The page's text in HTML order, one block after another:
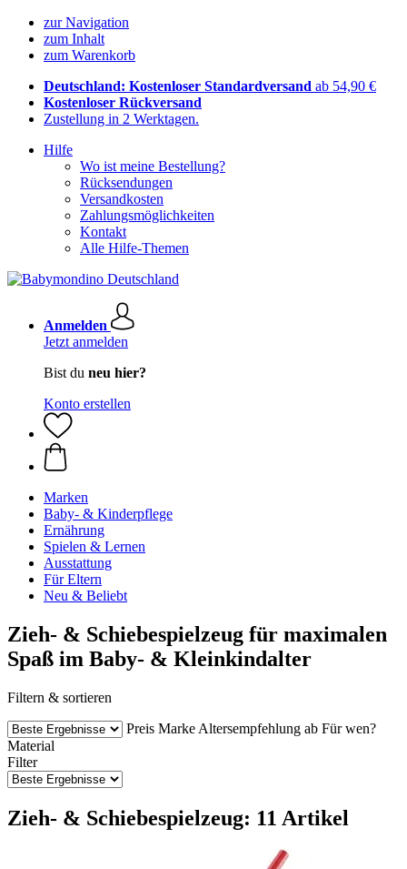
zur Navigation
zum Inhalt
zum Warenkorb
Deutschland: Kostenloser Standardversand ab 54,90 €
Kostenloser Rückversand
Zustellung in 2 Werktagen.
Hilfe
Wo ist meine Bestellung?
Rücksendungen
Versandkosten
Zahlungsmöglichkeiten
Kontakt
Alle Hilfe-Themen
Anmelden
Jetzt anmelden
Bist du neu hier?
Konto erstellen
Marken
Baby- & Kinderpflege
Ernährung
Spielen & Lernen
Ausstattung
Für Eltern
Neu & Beliebt
Zieh- & Schiebespielzeug für maximalen
Spaß im Baby- & Kleinkindalter
Filtern & sortieren
Preis Marke Altersempfehlung ab Für wen?
Material
Filter
Zieh- & Schiebespielzeug: 11 Artikel